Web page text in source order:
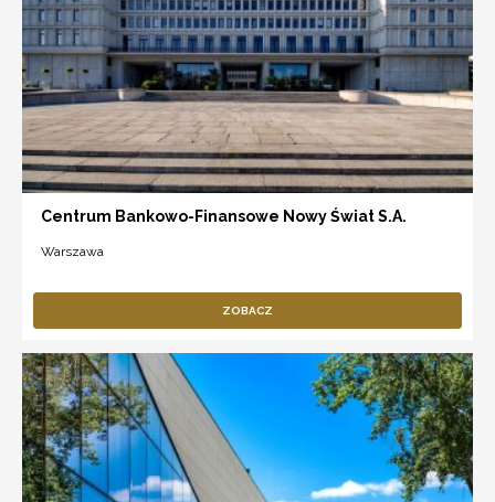
Centrum Bankowo-Finansowe Nowy Świat S.A.
Warszawa
ZOBACZ